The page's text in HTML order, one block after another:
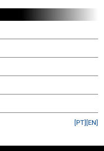
[EN]
[PT]